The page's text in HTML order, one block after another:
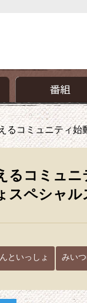
るコミュニティ
るコミュニ
スペシャル
といっしょ みいつ